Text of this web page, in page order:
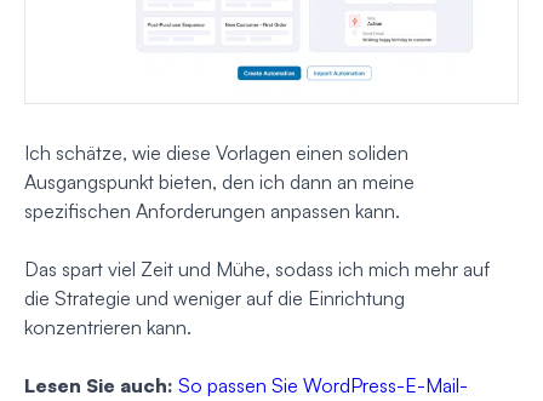
Ich schätze, wie diese Vorlagen einen soliden
Ausgangspunkt bieten, den ich dann an meine
spezifischen Anforderungen anpassen kann.
Das spart viel Zeit und Mühe, sodass ich mich mehr auf
die Strategie und weniger auf die Einrichtung
konzentrieren kann.
Lesen Sie auch: So passen Sie WordPress-E-Mail-